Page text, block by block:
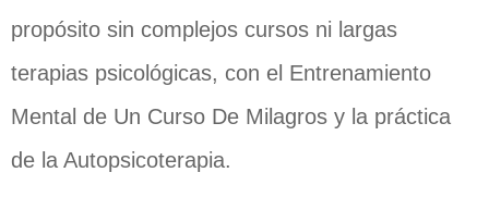
propósito sin complejos cursos ni largas
terapias psicológicas, con el Entrenamiento
Mental de Un Curso De Milagros y la práctica
de la Autopsicoterapia.